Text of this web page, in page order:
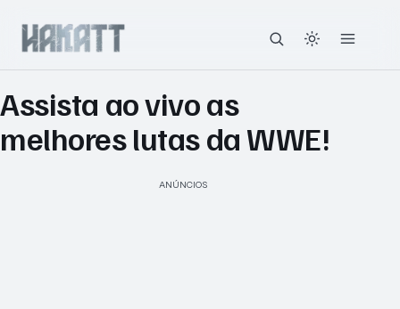
Assista ao vivo as
melhores lutas da WWE!
ANÚNCIOS